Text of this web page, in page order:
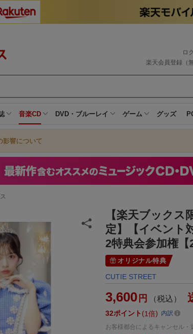
ロ
楽天会員登録（無
音楽CD DVD・ブルーレイ ゲーム グッズ
影響について
【楽天ブック
定】【イベント
2特典会参加権
オリジナル特典
CUTIE STREET
3,600 円 （税込）
32ポイント 1倍
内訳
お客様都合によるキャンセル・